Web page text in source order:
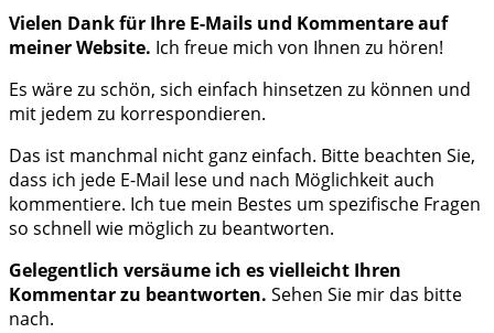
Vielen Dank für Ihre E-Mails und Kommentare auf
meiner Website. Ich freue mich von Ihnen zu hören!
Es wäre zu schön, sich einfach hinsetzen zu können und
mit jedem zu korrespondieren.
Das ist manchmal nicht ganz einfach. Bitte beachten Sie,
dass ich jede E-Mail lese und nach Möglichkeit auch
kommentiere. Ich tue mein Bestes um spezifische Fragen
so schnell wie möglich zu beantworten.
Gelegentlich versäume ich es vielleicht Ihren
Kommentar zu beantworten. Sehen Sie mir das bitte
nach.